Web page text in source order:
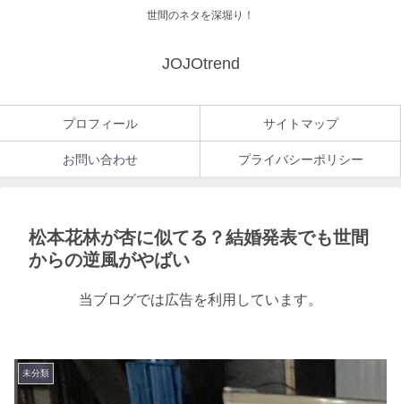
世間のネタを深堀り！
JOJOtrend
プロフィール サイトマップ
お問い合わせ プライバシーポリシー
松本花林が杏に似てる？結婚発表でも世間
からの逆風がやばい
当ブログでは広告を利用しています。
未分類